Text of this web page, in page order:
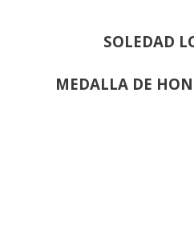
SOLEDAD
MEDALLA DE